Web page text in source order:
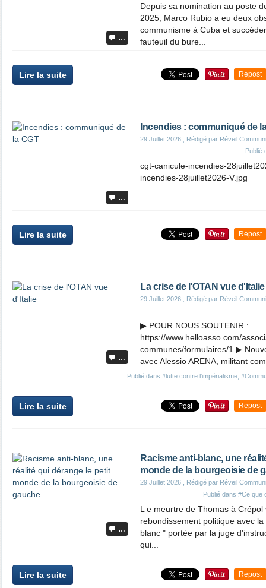
…
Depuis sa nomination au poste
2025, Marco Rubio a eu deux
communisme à Cuba et
fauteuil du bure...
Lire la suite Repost
…
Incendies : communiqué de
29 Juillet 2026 , Rédigé par Réveil
Publié
cgt-canicule-incendies-
incendies-28juillet2026-V.jpg
Lire la suite Repost
…
La crise de l'OTAN vue d'Italie
29 Juillet 2026 , Rédigé par Réveil
Publié dans #lutte contre l'impérialisme
▶ POUR NOUS SOUTENIR :
https://www.helloasso.com/
communes/formulaires/1 ▶
avec Alessio ARENA, militant
Lire la suite Repost
…
Racisme anti-blanc, une
monde de la bourgeoisie de
29 Juillet 2026 , Rédigé par Réveil
Publié dans #Ce que
L e meurtre de Thomas à
rebondissement politique avec
blanc " portée par la juge
qui...
Lire la suite Repost